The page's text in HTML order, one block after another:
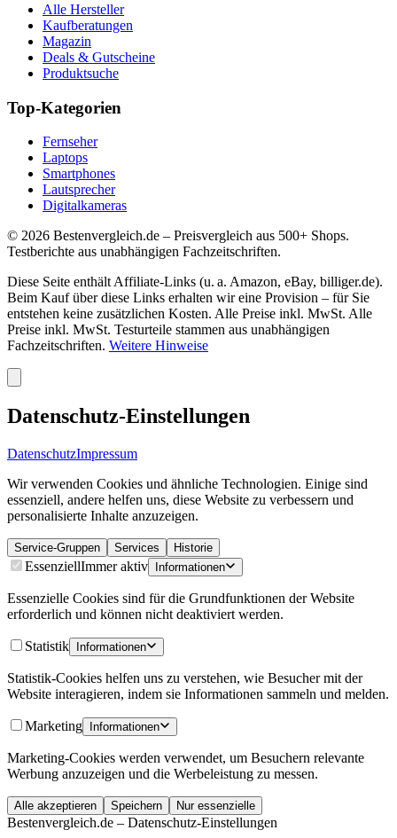
Alle Hersteller
Kaufberatungen
Magazin
Deals & Gutscheine
Produktsuche
Top-Kategorien
Fernseher
Laptops
Smartphones
Lautsprecher
Digitalkameras
© 2026 Bestenvergleich.de – Preisvergleich aus 500+ Shops.
Testberichte aus unabhängigen Fachzeitschriften.
Diese Seite enthält Affiliate-Links (u. a. Amazon, eBay, billiger.de).
Beim Kauf über diese Links erhalten wir eine Provision – für Sie
entstehen keine zusätzlichen Kosten. Alle Preise inkl. MwSt. Alle
Preise inkl. MwSt. Testurteile stammen aus unabhängigen
Fachzeitschriften. Weitere Hinweise
Datenschutz-Einstellungen
DatenschutzImpressum
Wir verwenden Cookies und ähnliche Technologien. Einige sind
essenziell, andere helfen uns, diese Website zu verbessern und
personalisierte Inhalte anzuzeigen.
Service-Gruppen Services Historie
EssenziellImmer aktiv Informationen
Essenzielle Cookies sind für die Grundfunktionen der Website
erforderlich und können nicht deaktiviert werden.
Statistik Informationen
Statistik-Cookies helfen uns zu verstehen, wie Besucher mit der
Website interagieren, indem sie Informationen sammeln und melden.
Marketing Informationen
Marketing-Cookies werden verwendet, um Besuchern relevante
Werbung anzuzeigen und die Werbeleistung zu messen.
Alle akzeptieren Speichern Nur essenzielle
Bestenvergleich.de – Datenschutz-Einstellungen